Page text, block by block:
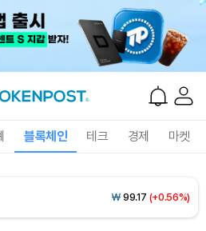
블록체인 테크 경제 마켓
₩ 1,465(+0.31%)
₩ 99.17 (+0.56%)